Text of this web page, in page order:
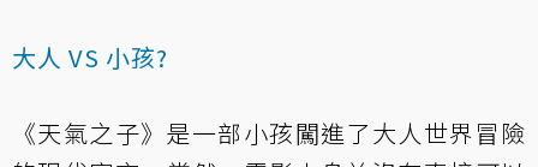
大人 VS 小孩?
《天氣之子》是一部小孩闖進了大人世界冒險